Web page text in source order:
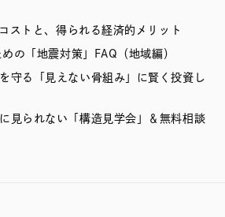
ストと、得られる経済的メリット
の「地震対策」FAQ（地域編）
守る「見えない骨組み」に賢く投資し
見られない「構造見学会」＆無料相談